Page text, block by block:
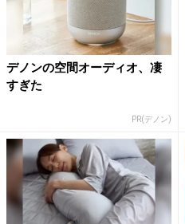
デノンの空間オーディオ、凄
すぎた
PR(デノン)